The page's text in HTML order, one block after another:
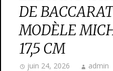
DE
MODÈLE
17,5 CM
juin 24, 2026 admin